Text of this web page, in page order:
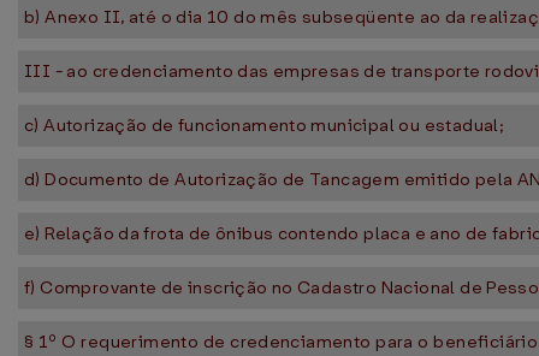
b) Anexo II, até o dia 10 do mês subseqüente ao da
III - ao credenciamento das empresas de transporte
c) Autorização de funcionamento municipal ou estadual;
d) Documento de Autorização de Tancagem emitido pela
e) Relação da frota de ônibus contendo placa e ano de
f) Comprovante de inscrição no Cadastro Nacional de
§ 1º O requerimento de credenciamento para o